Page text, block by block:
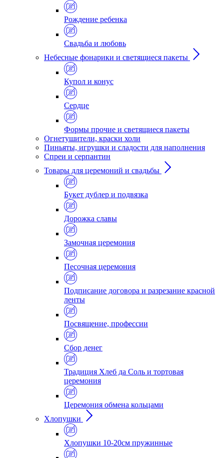
Рождение ребенка
Свадьба и любовь
Небесные фонарики и светящиеся пакеты
Купол и конус
Сердце
Формы прочие и светящиеся пакеты
Огнетушители, краски холи
Пиньяты, игрушки и сладости для наполнения
Спреи и серпантин
Товары для церемоний и свадьбы
Букет дублер и подвязка
Дорожка славы
Замочная церемония
Песочная церемония
Подписание договора и разрезание красной
ленты
Посвящение, профессии
Сбор денег
Традиция Хлеб да Соль и тортовая
церемония
Церемония обмена кольцами
Хлопушки
Хлопушки 10-20см пружинные